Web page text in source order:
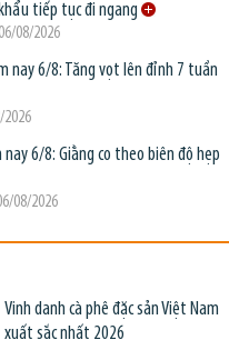
tiếp tục đi ngang
08/2026
nay 6/8: Tăng vọt lên đỉnh 7 tuần
2026
6/8: Giằng co theo biên độ hẹp
08/2026
Vinh danh cà phê đặc sản Việt Nam
xuất sắc nhất 2026